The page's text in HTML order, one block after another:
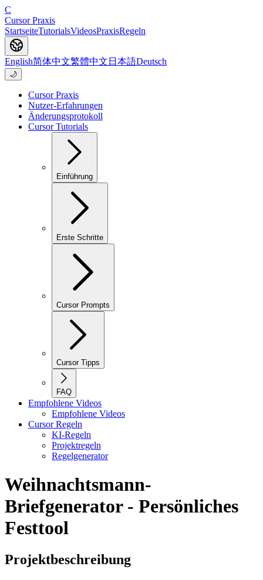
C
Cursor Praxis
StartseiteTutorialsVideosPraxisRegeln
English简体中文繁體中文 日本語Deutsch
🌙
Cursor Praxis
Nutzer-Erfahrungen
Änderungsprotokoll
Cursor Tutorials
Einführung
Erste Schritte
Cursor Prompts
Cursor Tipps
FAQ
Empfohlene Videos
Empfohlene Videos
Cursor Regeln
KI-Regeln
Projektregeln
Regelgenerator
Weihnachtsmann-
Briefgenerator - Persönliches
Festtool
Projektbeschreibung